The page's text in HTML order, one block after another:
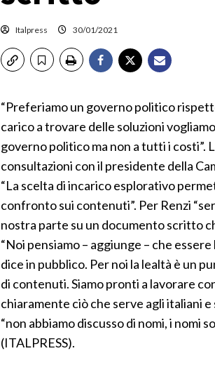
Italpress 30/01/2021
“Preferiamo un governo politico
carico a trovare delle soluzioni
governo politico ma non a tutti i costi”.
consultazioni con il presidente della
“La scelta di incarico esplorativo
confronto sui contenuti”. Per Renzi
nostra parte su un documento scritto
“Noi pensiamo – aggiunge – che
dice in pubblico. Per noi la lealtà è un
di contenuti. Siamo pronti a lavorare
chiaramente ciò che serve agli italiani
“non abbiamo discusso di nomi, i nomi
(ITALPRESS).